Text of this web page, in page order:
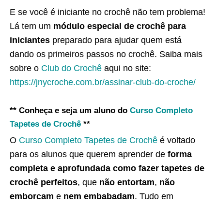
E se você é iniciante no crochê não tem problema!
Lá tem um módulo especial de crochê para
iniciantes preparado para ajudar quem está
dando os primeiros passos no crochê. Saiba mais
sobre o Club do Crochê aqui no site:
https://jnycroche.com.br/assinar-club-do-croche/
** Conheça e seja um aluno do Curso Completo
Tapetes de Crochê **
O Curso Completo Tapetes de Crochê é voltado
para os alunos que querem aprender de forma
completa e aprofundada como fazer tapetes de
crochê perfeitos, que não entortam, não
emborcam e nem embabadam. Tudo em